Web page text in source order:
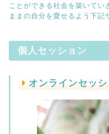
ことができる社会を築いてい
ままの自分を愛せるよう下記
個人セッション
オンラインセッ